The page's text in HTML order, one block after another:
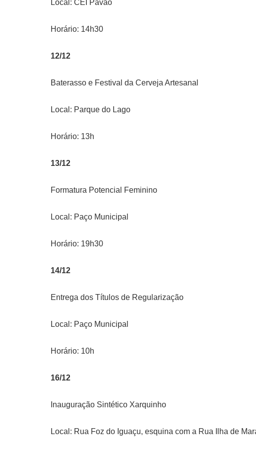
Local: CEI Pavão
Horário: 14h30
12/12
Baterasso e Festival da Cerveja Artesanal
Local: Parque do Lago
Horário: 13h
13/12
Formatura Potencial Feminino
Local: Paço Municipal
Horário: 19h30
14/12
Entrega dos Títulos de Regularização
Local: Paço Municipal
Horário: 10h
16/12
Inauguração Sintético Xarquinho
Local: Rua Foz do Iguaçu, esquina com a Rua Ilha de